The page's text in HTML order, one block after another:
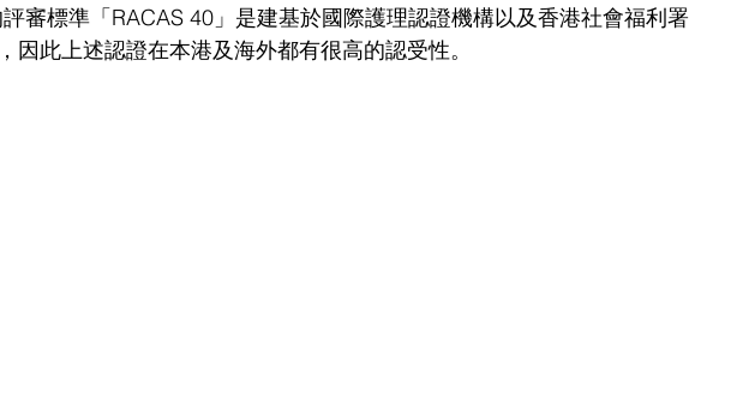
審標準「RACAS 40」是建基於國際護理認證機構以及香港社會福利署
因此上述認證在本港及海外都有很高的認受性。